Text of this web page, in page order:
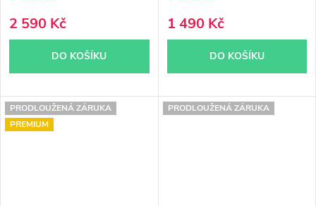
2 590 Kč
DO KOŠÍKU
1 490 Kč
DO KOŠÍKU
PRODLOUŽENÁ ZÁRUKA
PREMIUM
PRODLOUŽENÁ ZÁRUKA